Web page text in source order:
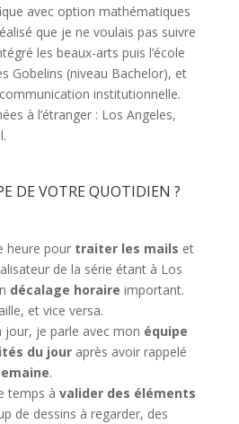
avec option mathématiques
que je ne voulais pas suivre
les beaux-arts puis l’école
Gobelins (niveau Bachelor), et
institutionnelle.
à l’étranger : Los Angeles,
DE VOTRE QUOTIDIEN ?
heure pour traiter les mails et
de la série étant à Los
décalage horaire important.
et vice versa.
jour, je parle avec mon équipe
du jouraprès avoir rappelé
.
temps à valider des éléments
de dessins à regarder, des